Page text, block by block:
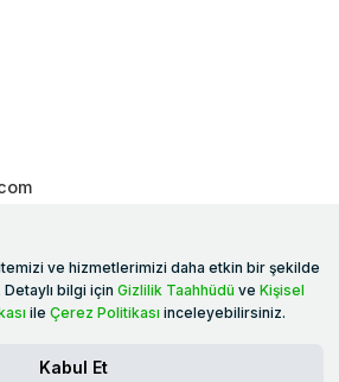
Mah. 1461. Sokak No:2/1 19 Mayıs
ve hizmetlerimizi daha etkin bir şekilde
Detaylı bilgi için Gizlilik Taahhüdü ve Kişisel
ile Çerez Politikası inceleyebilirsiniz.
Kabul Et